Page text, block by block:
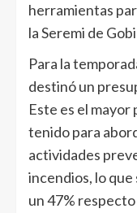
herramientas
la Seremi de
Para la
destinó un
Este es el
tenido para
actividades
incendios, lo
un 47%